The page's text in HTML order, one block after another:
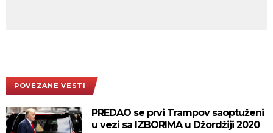
POVEZANE VESTI
PREDAO se prvi Trampov saoptuženi
u vezi sa IZBORIMA u Džordžiji 2020